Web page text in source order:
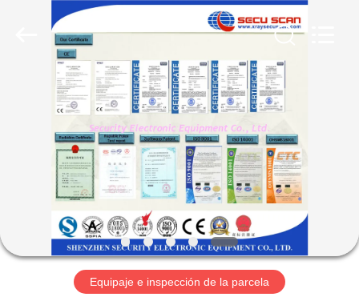
HOGAR
PRODUCTOS
SOBRE
NOSOTROS
VIAJE
ELECTRONIC
Equipaje e inspección de la parcela